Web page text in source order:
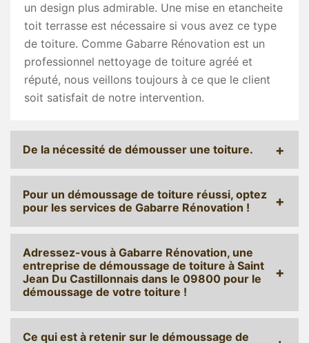
un design plus admirable. Une mise en etancheite
toit terrasse est nécessaire si vous avez ce type
de toiture. Comme Gabarre Rénovation est un
professionnel nettoyage de toiture agréé et
réputé, nous veillons toujours à ce que le client
soit satisfait de notre intervention.
De la nécessité de démousser une toiture.
Pour un démoussage de toiture réussi, optez
pour les services de Gabarre Rénovation !
Adressez-vous à Gabarre Rénovation, une
entreprise de démoussage de toiture à Saint
Jean Du Castillonnais dans le 09800 pour le
démoussage de votre toiture !
Ce qui est à retenir sur le démoussage de